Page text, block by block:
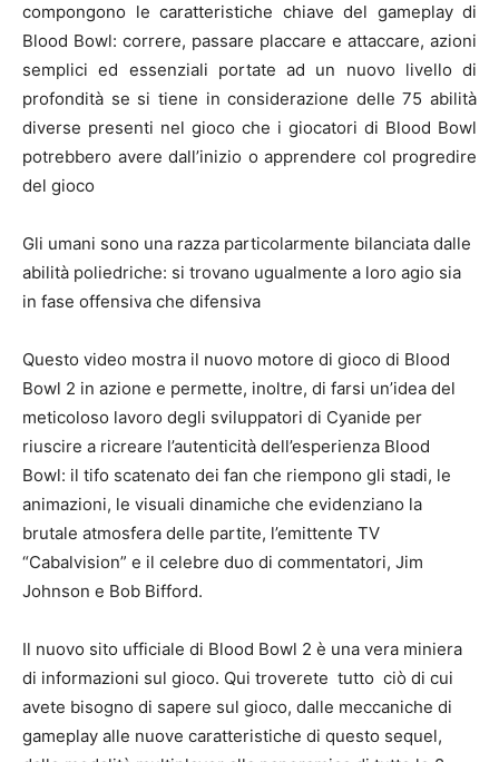
compongono le caratteristiche chiave del gameplay di
Blood Bowl: correre, passare placcare e attaccare, azioni
semplici ed essenziali portate ad un nuovo livello di
profondità se si tiene in considerazione delle 75 abilità
diverse presenti nel gioco che i giocatori di Blood Bowl
potrebbero avere dall’inizio o apprendere col progredire
del gioco
Gli umani sono una razza particolarmente bilanciata dalle
abilità poliedriche: si trovano ugualmente a loro agio sia
in fase offensiva che difensiva
Questo video mostra il nuovo motore di gioco di Blood
Bowl 2 in azione e permette, inoltre, di farsi un’idea del
meticoloso lavoro degli sviluppatori di Cyanide per
riuscire a ricreare l’autenticità dell’esperienza Blood
Bowl: il tifo scatenato dei fan che riempono gli stadi, le
animazioni, le visuali dinamiche che evidenziano la
brutale atmosfera delle partite, l’emittente TV
“Cabalvision” e il celebre duo di commentatori, Jim
Johnson e Bob Bifford.
Il nuovo sito ufficiale di Blood Bowl 2 è una vera miniera
di informazioni sul gioco. Qui troverete tutto ciò di cui
avete bisogno di sapere sul gioco, dalle meccaniche di
gameplay alle nuove caratteristiche di questo sequel,